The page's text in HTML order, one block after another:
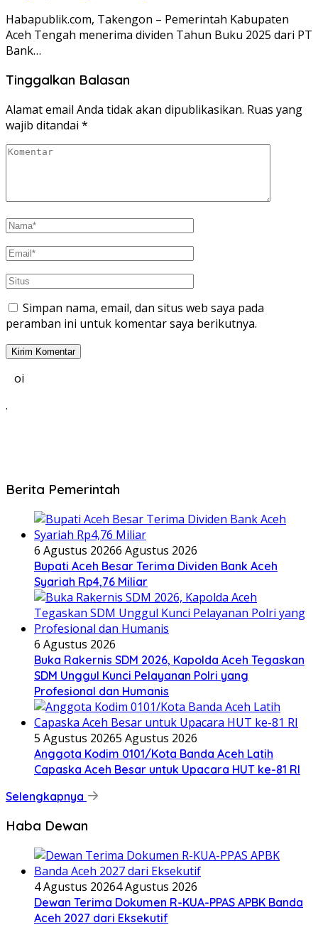
Habapublik.com, Takengon – Pemerintah Kabupaten
Aceh Tengah menerima dividen Tahun Buku 2025 dari PT
Bank…
Tinggalkan Balasan
Alamat email Anda tidak akan dipublikasikan. Ruas yang
wajib ditandai *
Simpan nama, email, dan situs web saya pada
peramban ini untuk komentar saya berikutnya.
oi
.
Berita Pemerintah
6 Agustus 20266 Agustus 2026
Bupati Aceh Besar Terima Dividen Bank Aceh
Syariah Rp4,76 Miliar
6 Agustus 2026
Buka Rakernis SDM 2026, Kapolda Aceh Tegaskan
SDM Unggul Kunci Pelayanan Polri yang
Profesional dan Humanis
5 Agustus 20265 Agustus 2026
Anggota Kodim 0101/Kota Banda Aceh Latih
Capaska Aceh Besar untuk Upacara HUT ke-81 RI
Selengkapnya
Haba Dewan
4 Agustus 20264 Agustus 2026
Dewan Terima Dokumen R-KUA-PPAS APBK Banda
Aceh 2027 dari Eksekutif